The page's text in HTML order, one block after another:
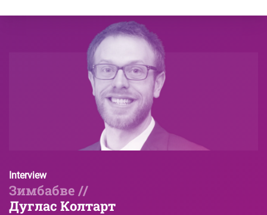
Interview
Зимбабве //
Дуглас Колтарт